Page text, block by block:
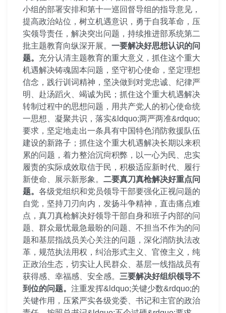
小组的部署安排和第十一巡回督导组的指导意见，
提高政治站位，树立机遇意识，勇于自我革命，压
实领导责任，解决突出问题，持续推进部系统第二
批主题教育向纵深开展。 一要解决好思想认识的问
题。 充分认清主题教育的重大意义，抓住这个重大
机遇解决铸魂固本问题，坚守初心使命，坚定理想
信念，践行训词精神，坚决做到对党忠诚、纪律严
明、赴汤蹈火、竭诚为民；抓住这个重大机遇解决
转制过程中的思想问题，用共产党人的初心使命统
一思想、凝聚共识，落实&ldquo;两严两准&rdquo;
要求，坚定地走出一条具有中国特色消防救援队伍
建设的新路子；抓住这个重大机遇解决长期以来积
累的问题，着力整治沉疴积弊，以一心为民、忠实
履责的实际成效取信于民，积极适应新时代、履行
新使命、展示新形象。 二要真刀真枪解决好重点问
题。 各级党组织和党员领导干部要强化正视问题的
自觉，坚持刀刃向内，发扬斗争精神，直击痛点难
点，真刀真枪解决好领导干部自身和班子内部的问
题、群众最忧最急最盼的问题、不担当不作为的问
题和基层指战员关心关注的问题，深化消防执法改
革，规范执法用权，纠治形式主义、官僚主义，纯
正政治生态，切实让人民群众、基层一线指战员有
获得感、幸福感、安全感。 三要解决好组织领导不
到位的问题。 注重发挥&ldquo;关键少数&rdquo;的
关键作用，压紧严实各级党委、书记和主官的政治